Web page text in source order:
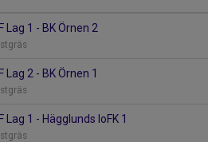
Lag 1 - BK Örnen 2
Lag 2 - BK Örnen 1
Lag 1 - Hägglunds IoFK 1